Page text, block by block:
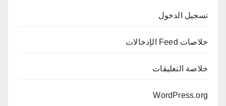
تسجيل الدخول
خلاصات Feed الإدخالات
خلاصة التعليقات
WordPress.org